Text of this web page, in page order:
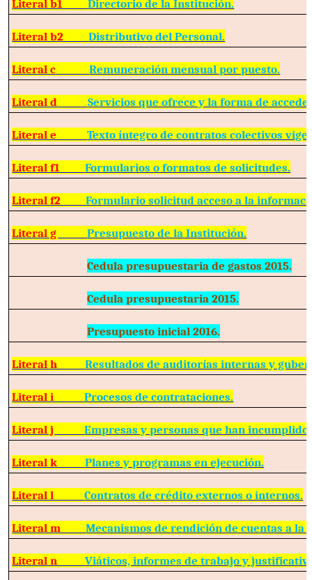
Literal b1Directorio de la Institución.
Literal b2Distributivo del Personal.
Literal c Remuneración mensual por puesto.
Literal dServicios que ofrece y la forma de
Literal eTexto íntegro de contratos colectivos
Literal f1Formularios o formatos de solicitudes.
Literal f2Formulario solicitud acceso a la
Literal gPresupuesto de la Institución.
Cedula presupuestaria de gastos 2015.
Cedula presupuestaria 2015.
Presupuesto inicial 2016.
Literal hResultados de auditorías internas y
Literal iProcesos de contrataciones.
Literal jEmpresas y personas que han
Literal kPlanes y programas en ejecución.
Literal lContratos de crédito externos o internos.
Literal mMecanismos de rendición de cuentas a la
Literal nViáticos, informes de trabajo y